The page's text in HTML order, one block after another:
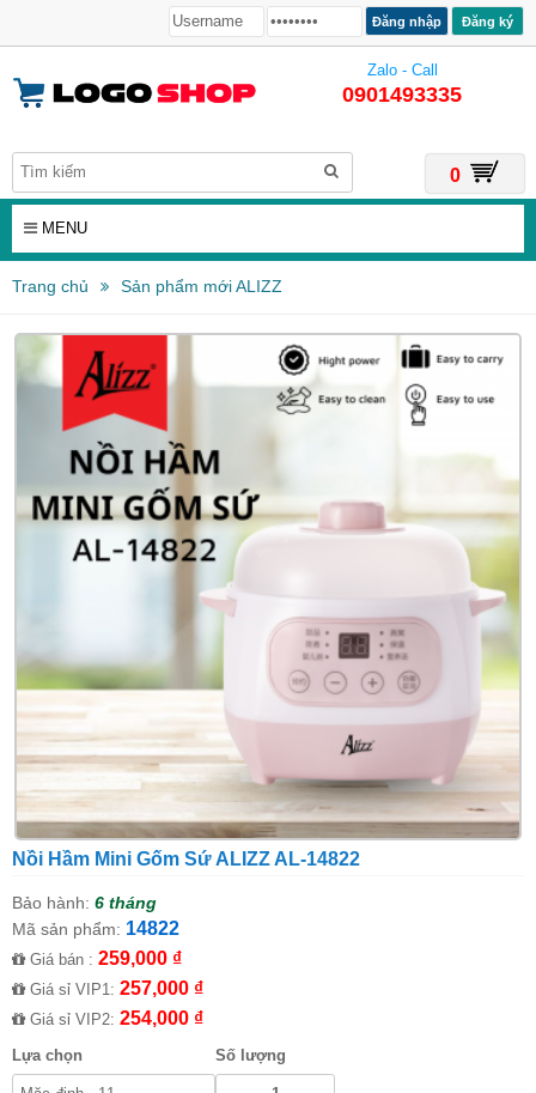
Đăng ký
Zalo - Call
0901493335
0
MENU
Trang chủ Sản phẩm mới ALIZZ
Nồi Hầm Mini Gốm Sứ ALIZZ AL-14822
Bảo hành: 6 tháng
Mã sản phẩm: 14822
Giá bán : 259,000 ₫
Giá sỉ VIP1: 257,000 ₫
Giá sỉ VIP2: 254,000 ₫
Lựa chọn Số lượng